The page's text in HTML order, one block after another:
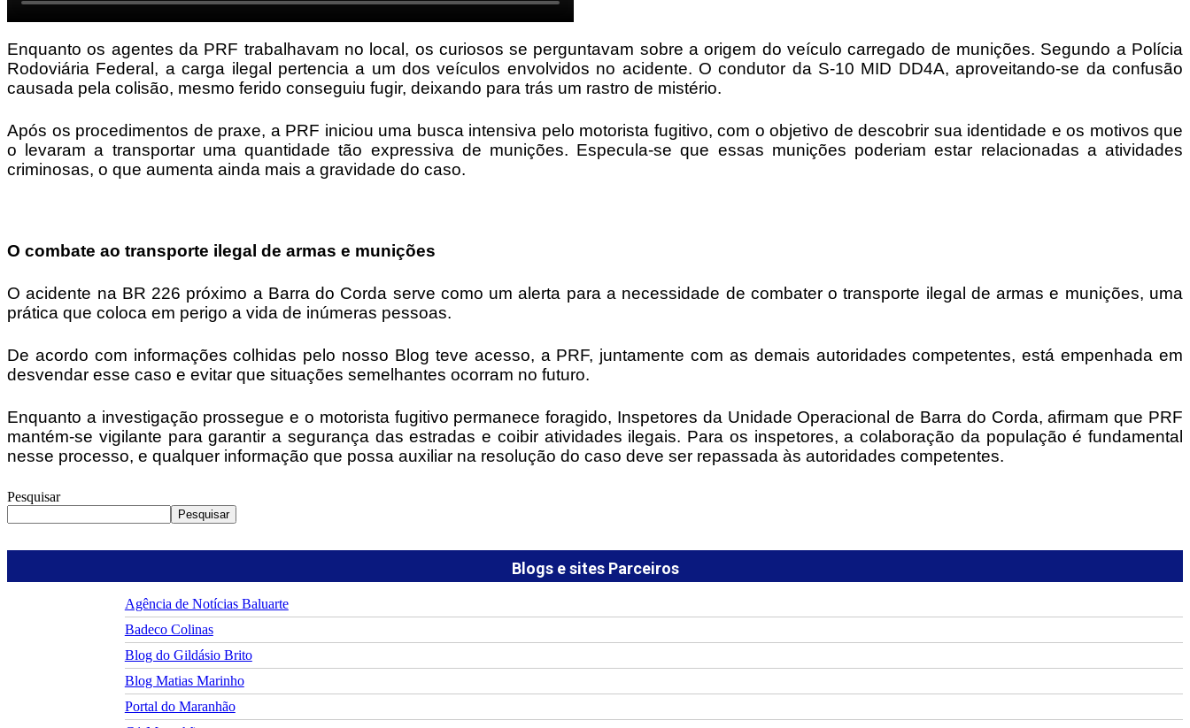
Enquanto os agentes da PRF trabalhavam no local, os curiosos se perguntavam sobre a origem do veículo carregado de munições. Segundo a Polícia
Rodoviária Federal, a carga ilegal pertencia a um dos veículos envolvidos no acidente. O condutor da S-10 MID DD4A, aproveitando-se da confusão
causada pela colisão, mesmo ferido conseguiu fugir, deixando para trás um rastro de mistério.
Após os procedimentos de praxe, a PRF iniciou uma busca intensiva pelo motorista fugitivo, com o objetivo de descobrir sua identidade e os motivos que
o levaram a transportar uma quantidade tão expressiva de munições. Especula-se que essas munições poderiam estar relacionadas a atividades
criminosas, o que aumenta ainda mais a gravidade do caso.
O combate ao transporte ilegal de armas e munições
O acidente na BR 226 próximo a Barra do Corda serve como um alerta para a necessidade de combater o transporte ilegal de armas e munições, uma
prática que coloca em perigo a vida de inúmeras pessoas.
De acordo com informações colhidas pelo nosso Blog teve acesso, a PRF, juntamente com as demais autoridades competentes, está empenhada em
desvendar esse caso e evitar que situações semelhantes ocorram no futuro.
Enquanto a investigação prossegue e o motorista fugitivo permanece foragido, Inspetores da Unidade Operacional de Barra do Corda, afirmam que PRF
mantém-se vigilante para garantir a segurança das estradas e coibir atividades ilegais. Para os inspetores, a colaboração da população é fundamental
nesse processo, e qualquer informação que possa auxiliar na resolução do caso deve ser repassada às autoridades competentes.
Pesquisar
Pesquisar
Blogs e sites Parceiros
Agência de Notícias Baluarte
Badeco Colinas
Blog do Gildásio Brito
Blog Matias Marinho
Portal do Maranhão